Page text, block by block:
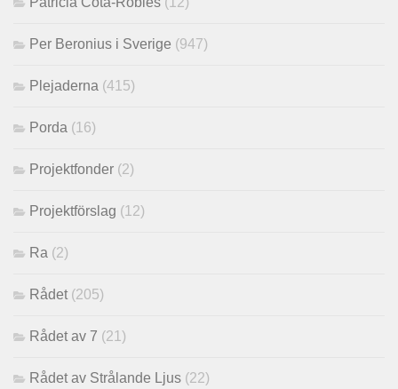
Per Beronius i Sverige (947)
Plejaderna (415)
Porda (16)
Projektfonder (2)
Projektförslag (12)
Ra (2)
Rådet (205)
Rådet av 7 (21)
Rådet av Strålande Ljus (22)